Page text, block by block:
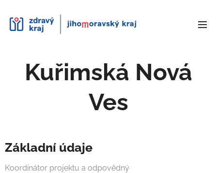
Kuřimská Nová
Ves
Základní údaje
Koordinátor projektu a odpovědný